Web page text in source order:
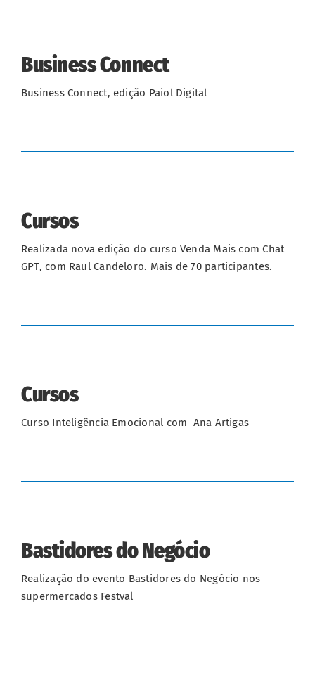
Business Connect
Business Connect, edição Paiol Digital
Cursos
Realizada nova edição do curso Venda Mais com Chat
GPT, com Raul Candeloro. Mais de 70 participantes.
Cursos
Curso Inteligência Emocional com Ana Artigas
Bastidores do Negócio
Realização do evento Bastidores do Negócio nos
supermercados Festval